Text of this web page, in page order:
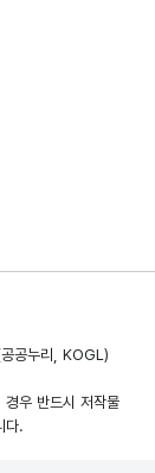
공공누리, KOGL)
경우 반드시 저작물
다.